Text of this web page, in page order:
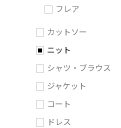
フレア
カットソー
ニット
シャツ・ブラウス
ジャケット
コート
ドレス